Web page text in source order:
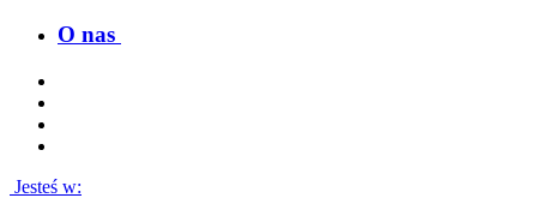
O nas
Jesteś w: